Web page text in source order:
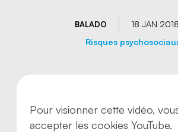
Trouver votre conseiller.ère
BALADO
18 JAN 2018
Risques
Pour visionner cette vidéo,
accepter les cookies YouTube.